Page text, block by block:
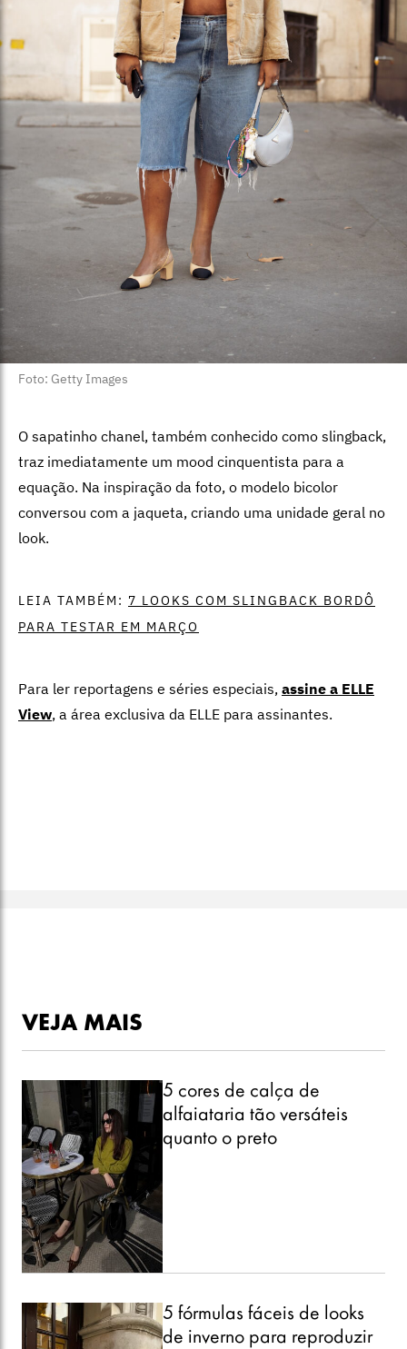
Foto: Getty Images
O sapatinho chanel, também conhecido como slingback,
traz imediatamente um mood cinquentista para a
equação. Na inspiração da foto, o modelo bicolor
conversou com a jaqueta, criando uma unidade geral no
look.
LEIA TAMBÉM: 7 LOOKS COM SLINGBACK BORDÔ
PARA TESTAR EM MARÇO
Para ler reportagens e séries especiais, assine a ELLE
View, a área exclusiva da ELLE para assinantes.
VEJA MAIS
5 cores de calça de
alfaiataria tão versáteis
quanto o preto
5 fórmulas fáceis de looks
de inverno para reproduzir